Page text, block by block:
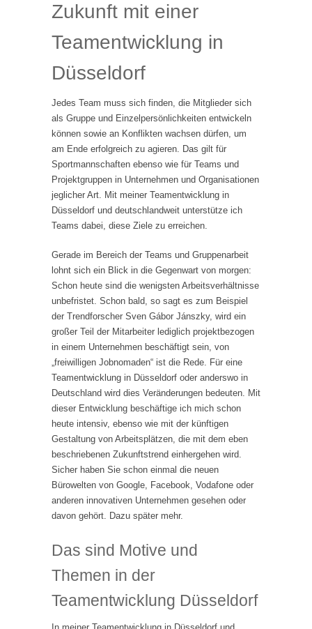
Zukunft mit einer
Teamentwicklung in
Düsseldorf
Jedes Team muss sich finden, die Mitglieder sich
als Gruppe und Einzelpersönlichkeiten entwickeln
können sowie an Konflikten wachsen dürfen, um
am Ende erfolgreich zu agieren. Das gilt für
Sportmannschaften ebenso wie für Teams und
Projektgruppen in Unternehmen und Organisationen
jeglicher Art. Mit meiner Teamentwicklung in
Düsseldorf und deutschlandweit unterstütze ich
Teams dabei, diese Ziele zu erreichen.
Gerade im Bereich der Teams und Gruppenarbeit
lohnt sich ein Blick in die Gegenwart von morgen:
Schon heute sind die wenigsten Arbeitsverhältnisse
unbefristet. Schon bald, so sagt es zum Beispiel
der Trendforscher Sven Gábor Jánszky, wird ein
großer Teil der Mitarbeiter lediglich projektbezogen
in einem Unternehmen beschäftigt sein, von
„freiwilligen Jobnomaden“ ist die Rede. Für eine
Teamentwicklung in Düsseldorf oder anderswo in
Deutschland wird dies Veränderungen bedeuten. Mit
dieser Entwicklung beschäftige ich mich schon
heute intensiv, ebenso wie mit der künftigen
Gestaltung von Arbeitsplätzen, die mit dem eben
beschriebenen Zukunftstrend einhergehen wird.
Sicher haben Sie schon einmal die neuen
Bürowelten von Google, Facebook, Vodafone oder
anderen innovativen Unternehmen gesehen oder
davon gehört. Dazu später mehr.
Das sind Motive und
Themen in der
Teamentwicklung Düsseldorf